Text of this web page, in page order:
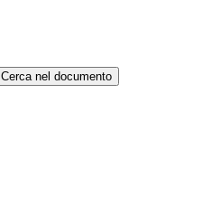
Cerca nel documento